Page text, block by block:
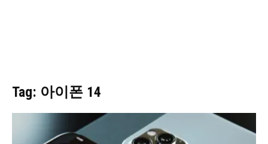
Tag: 아이폰 14